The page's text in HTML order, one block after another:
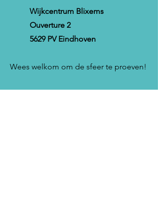
Wijkcentrum Blixems
Ouverture 2
5629 PV Eindhoven
Wees welkom om de sfeer te proeven!